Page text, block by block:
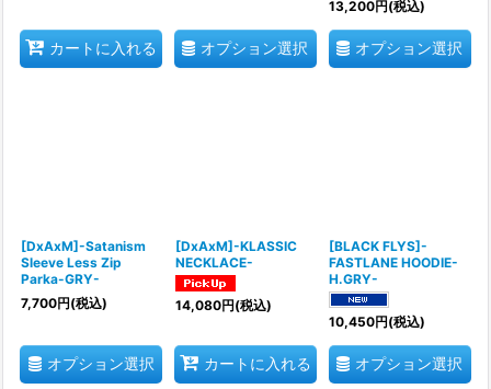
カートに入れる オプション選択
13,200円(税込)
オプション選択
[DxAxM]-Satanism
Sleeve Less Zip
Parka-GRY-
7,700円(税込)
オプション選択
[DxAxM]-KLASSIC
NECKLACE-
14,080円(税込)
カートに入れる
[BLACK FLYS]-
FASTLANE HOODIE-
H.GRY-
10,450円(税込)
オプション選択